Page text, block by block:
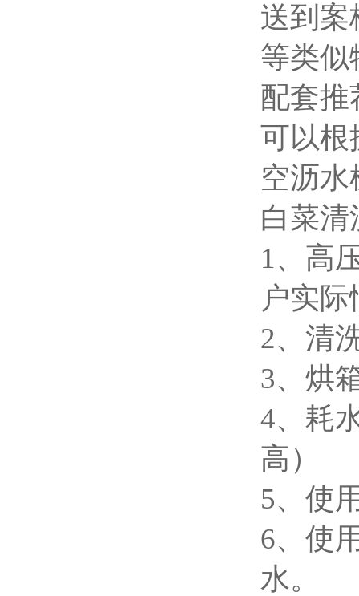
送到案
等类似
配套推
可以根
空沥水
白菜清
1、高
户实
2、清
3、烘
4、耗
高）
5、使
6、使
水。